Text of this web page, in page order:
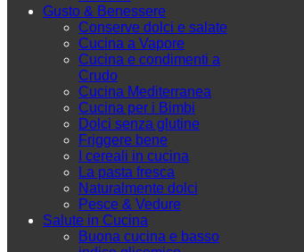
Gusto & Benessere
Conserve dolci e salate
Cucina a Vapore
Cucina e condimenti a
Crudo
Cucina Mediterranea
Cucina per i Bimbi
Dolci senza glutine
Friggere bene
I cereali in cucina
La pasta fresca
Naturalmente dolci
Pesce & Vedure
Salute in Cucina
Buona cucina e basso